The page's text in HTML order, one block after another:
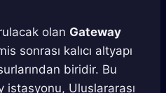
olan Gateway
sonrası kalıcı altyapı
biridir. Bu
istasyonu, Uluslararası